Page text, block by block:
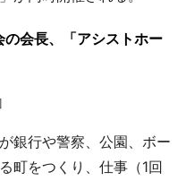
会長、「アシストホー
銀行や警察、公園、ボー
町をつくり、仕事（1回